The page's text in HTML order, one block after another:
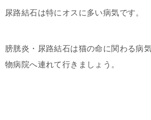
尿路結石は特にオスに多い病気です。
膀胱炎・尿路結石は猫の命に関わる病
物病院へ連れて行きましょう。